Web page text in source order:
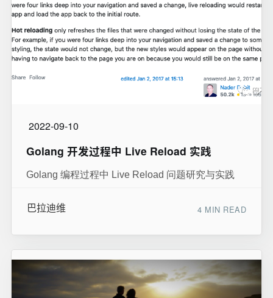
2022-09-10
Golang 开发过程中 Live Reload 实践
Golang 编程过程中 Live Reload 问题研究与实践
巴拉迪维 4 MIN READ